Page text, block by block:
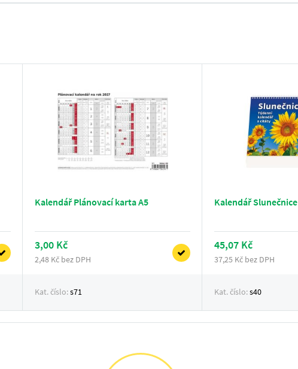
Kalendář Plánovací karta A5
3,00 Kč
2,48 Kč bez DPH
Kat. číslo:s71
Kalendář Slunečnice
45,07 Kč
37,25 Kč bez DPH
Kat. číslo:s40